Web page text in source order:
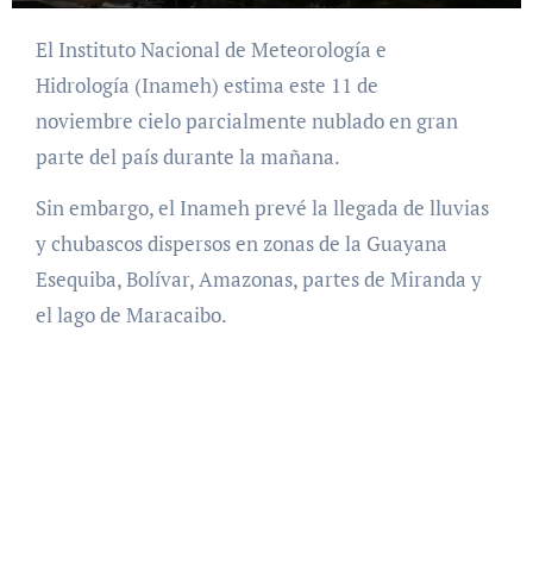
El Instituto Nacional de Meteorología e
Hidrología (Inameh) estima este 11 de
noviembre cielo parcialmente nublado en gran
parte del país durante la mañana.
Sin embargo, el Inameh prevé la llegada de lluvias
y chubascos dispersos en zonas de la Guayana
Esequiba, Bolívar, Amazonas, partes de Miranda y
el lago de Maracaibo.